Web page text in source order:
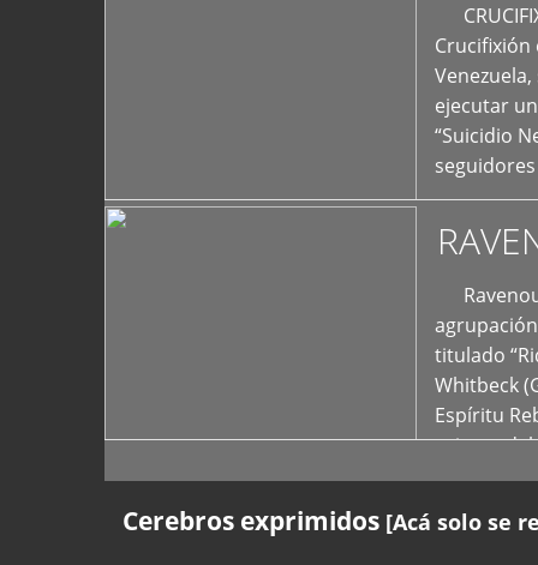
Crucifixión
ejecutar
“Suicidio
titulado
Whitbeck
Espíritu
oriente
Cerebros exprimidos [Acá solo se